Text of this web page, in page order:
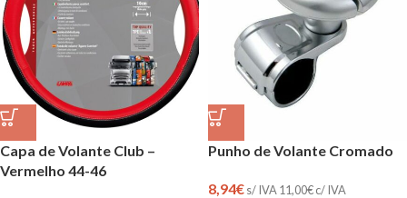
Capa de Volante Club –
Vermelho 44-46
Punho de Volante Cromado
8,94€s/ IVA 11,00€c/ IVA